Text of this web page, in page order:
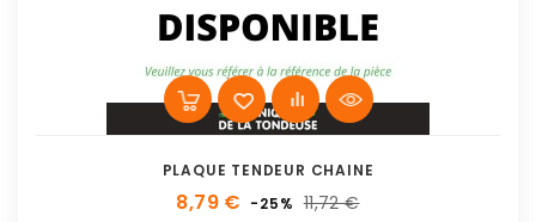
PLAQUE TENDEUR CHAINE
8,79 € -25% 11,72 €